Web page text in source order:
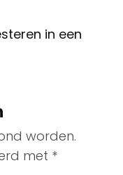
in een
worden.
met *